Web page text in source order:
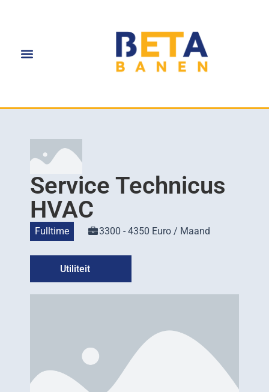
Service Technicus
HVAC
Fulltime 3300 - 4350 Euro / Maand
Utiliteit